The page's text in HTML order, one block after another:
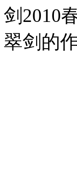
剑2010
翠剑的